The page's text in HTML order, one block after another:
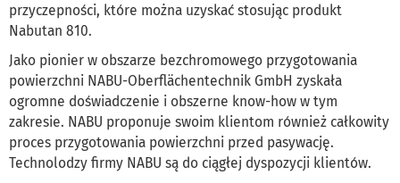
przyczepności, które można uzyskać stosując produkt
Nabutan 810.
Jako pionier w obszarze bezchromowego przygotowania
powierzchni NABU-Oberflächentechnik GmbH zyskała
ogromne doświadczenie i obszerne know-how w tym
zakresie. NABU proponuje swoim klientom również całkowity
proces przygotowania powierzchni przed pasywację.
Technolodzy firmy NABU są do ciągłej dyspozycji klientów.